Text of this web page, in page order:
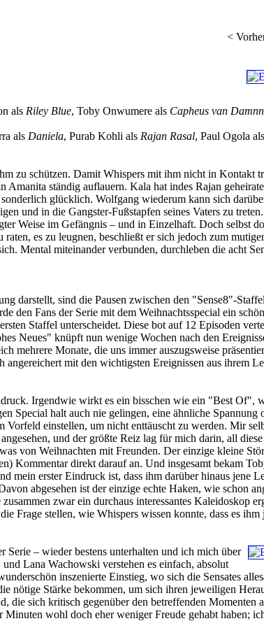
<
als Riley Blue, Toby Onwumere als Capheus van
als Daniela, Purab Kohli als Rajan Rasal, Paul Ogola als
zu schützen. Damit Whispers mit ihm nicht in Kontakt
ständig auflauern. Kala hat indes Rajan
glücklich. Wolfgang wiederum kann sich
und in die Gangster-Fußstapfen seines Vaters zu
Weise im Gefängnis – und in Einzelhaft. Doch selbst
es zu leugnen, beschließt er sich jedoch zum
Mental miteinander verbunden, durchleben die acht
darstellt, sind die Pausen zwischen den "Sense8"-
Fans der Serie mit dem Weihnachtsspecial ein
Staffel unterscheidet. Diese bot auf 12 Episoden
Neues" knüpft nun wenige Wochen nach den
mehrere Monate, die uns immer auszugsweise
mit den wichtigsten Ereignissen aus ihrem
Irgendwie wirkt es ein bisschen wie ein "Best
Special halt auch nie gelingen, eine ähnliche Spannung
einstellen, um nicht enttäuscht zu werden. Mir
und der größte Reiz lag für mich darin, all
von Weihnachten mit Freunden. Der einzige kleine
Kommentar direkt darauf an. Und insgesamt bekam
mein erster Eindruck ist, dass ihm darüber hinaus jene
abgesehen ist der einzige echte Haken, wie schon
zwar ein durchaus interessantes Kaleidoskop
Frage stellen, wie Whispers wissen konnte, dass es ihm
– wieder bestens unterhalten und ich mich über
Lana Wachowski verstehen es einfach, absolut
inszenierte Einstieg, wo sich die Sensates
nötige Stärke bekommen, um sich ihren jeweiligen
sich kritisch gegenüber den betreffenden Momenten
wohl doch eher weniger Freude gehabt haben;